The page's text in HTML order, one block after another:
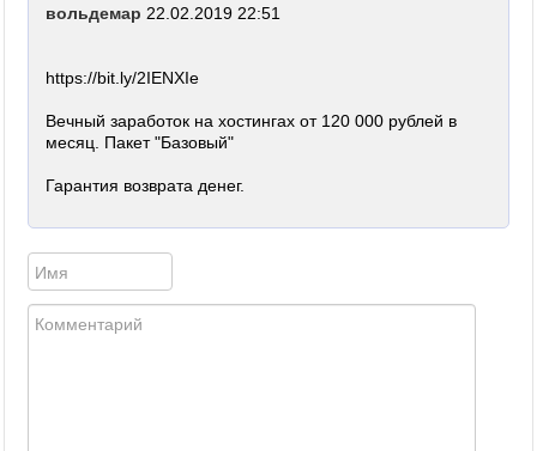
вольдемар 22.02.2019 22:51
https://bit.ly/2IENXIe
Вечный заработок на хостингах от 120 000 рублей в
месяц. Пакет "Базовый"
Гарантия возврата денег.